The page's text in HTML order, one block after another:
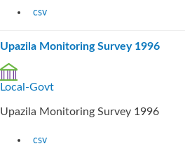
csv
Upazila Monitoring Survey 1996
Local-Govt
Upazila Monitoring Survey 1996
csv